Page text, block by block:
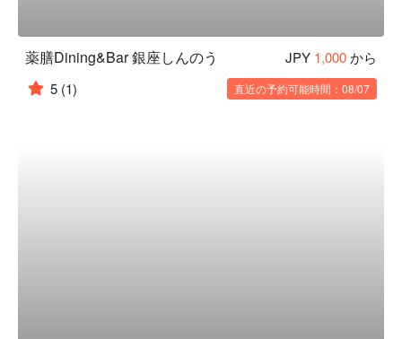
薬膳Dining&Bar 銀座しんのう JPY 1,000から
5 (1) 直近の予約可能時間：08/07